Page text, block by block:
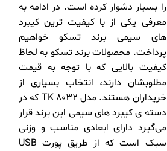
را بسیار دشوار کرده است. در ادامه به
معرفی یکی از با کیفیت ترین کیبرد
های سیمی برند تسکو خواهیم
پرداخت. محصولات برند تسکو به لحاظ
کیفیت بالایی که با توجه به قیمت
مطلوبشان دارند، انتخاب بسیاری از
خریداران هستند. مدل TK 8032 که در
دسته ی کیبرد های سیمی این برند قرار
می‌گیرد دارای ابعادی مناسب و وزنی
سبک است که از طریق پورت USB